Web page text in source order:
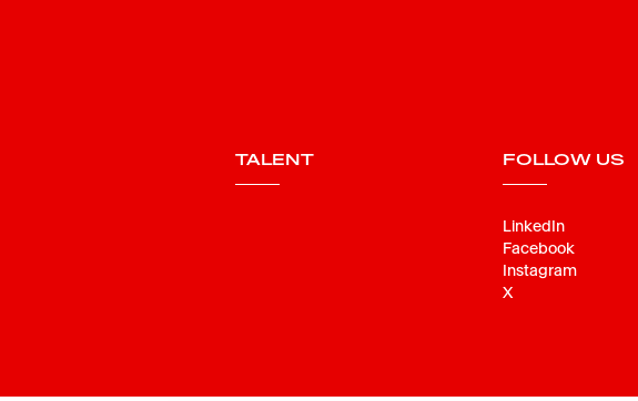
TALENT FOLLOW US
LinkedIn
Facebook
Instagram
X